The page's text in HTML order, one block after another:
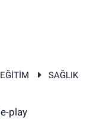
EĞİTİM
SAĞLIK